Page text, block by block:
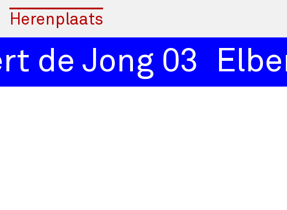
Herenplaats
de Jong 03